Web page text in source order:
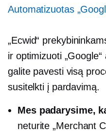
Automatizuotas
„Ecwid“
ir optimizuoti
galite pavesti visą
susitelkti į pardavimą.
Mes padarysime,
neturite „Merchant